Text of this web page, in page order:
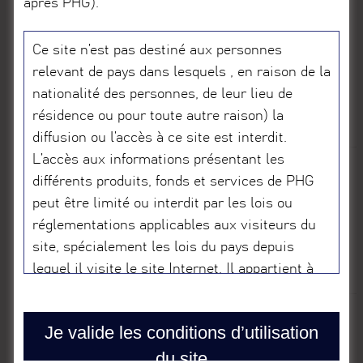
Prospectus
Annexe II FR
Prospectus
Article 10 FR
Article 10
Français
Rapport Annuel
après PHG).
Ce site n’est pas destiné aux personnes
relevant de pays dans lesquels , en raison de la
nationalité des personnes, de leur lieu de
résidence ou pour toute autre raison) la
diffusion ou l’accès à ce site est interdit.
L’accès aux informations présentant les
différents produits, fonds et services de PHG
peut être limité ou interdit par les lois ou
réglementations applicables aux visiteurs du
site, spécialement les lois du pays depuis
lequel il visite le site Internet. Il appartient à
les lois et réglementations applicables. Les
potentiels produits financiers présentés ne
sont pas enregistrés au titre de lois fédérales
Je valide les conditions d’utilisation
du site